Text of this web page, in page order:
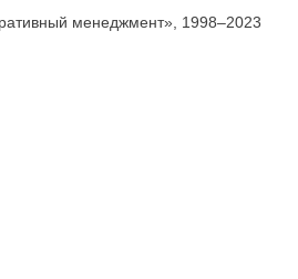
менеджмент», 1998–2023